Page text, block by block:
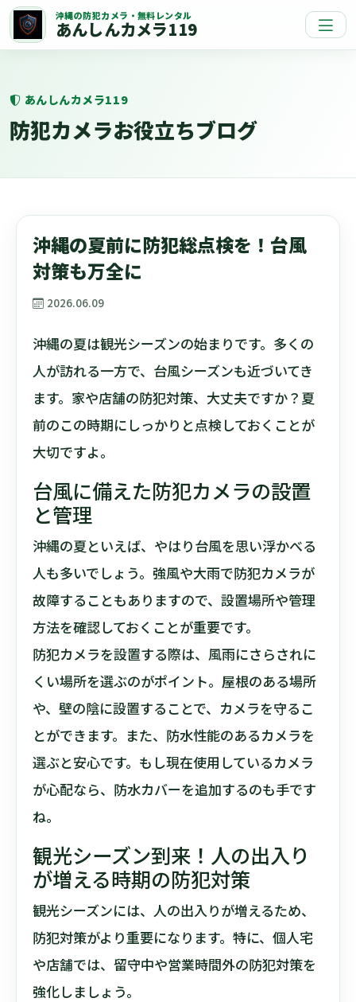
沖縄の防犯カメラ・無料レンタル
あんしんカメラ119
あんしんカメラ119
防犯カメラお役立ちブログ
沖縄の夏前に防犯総点検を！台風
対策も万全に
2026.06.09
沖縄の夏は観光シーズンの始まりです。多くの
人が訪れる一方で、台風シーズンも近づいてき
ます。家や店舗の防犯対策、大丈夫ですか？夏
前のこの時期にしっかりと点検しておくことが
大切ですよ。
台風に備えた防犯カメラの設置
と管理
沖縄の夏といえば、やはり台風を思い浮かべる
人も多いでしょう。強風や大雨で防犯カメラが
故障することもありますので、設置場所や管理
方法を確認しておくことが重要です。
防犯カメラを設置する際は、風雨にさらされに
くい場所を選ぶのがポイント。屋根のある場所
や、壁の陰に設置することで、カメラを守るこ
とができます。また、防水性能のあるカメラを
選ぶと安心です。もし現在使用しているカメラ
が心配なら、防水カバーを追加するのも手です
ね。
観光シーズン到来！人の出入り
が増える時期の防犯対策
観光シーズンには、人の出入りが増えるため、
防犯対策がより重要になります。特に、個人宅
や店舗では、留守中や営業時間外の防犯対策を
強化しましょう。